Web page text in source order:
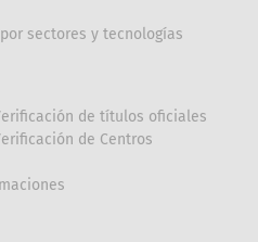
sectores y tecnologías
de títulos oficiales
de Centros